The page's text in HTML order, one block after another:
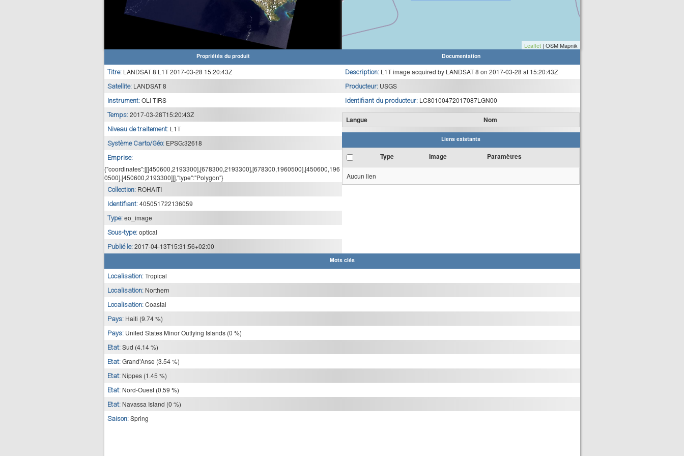
Leaflet| OSM Mapnik
Propriétés du produit
Titre: LANDSAT 8 L1T 2017-03-28 15:20:43Z
Satellite: LANDSAT 8
Instrument: OLI TIRS
Temps: 2017-03-28T15:20:43Z
Niveau de traitement: L1T
Système Carto/Géo: EPSG:32618
Emprise:
{"coordinates":[[[450600,2193300],[678300,2193300],[678300,1960500],[450600,196
0500],[450600,2193300]]],"type":"Polygon"}
Collection: ROHAITI
Identifiant: 405051722136059
Type: eo_image
Sous-type: optical
Publié le: 2017-04-13T15:31:56+02:00
Documentation
Description: L1T image acquired by LANDSAT 8 on 2017-03-28 at 15:20:43Z
Producteur: USGS
Identifiant du producteur: LC80100472017087LGN00
Langue Nom
Liens existants
Type Image Paramètres
Aucun lien
Mots clés
Localisation: Tropical
Localisation: Northern
Localisation: Coastal
Pays: Haiti (9.74 %)
Pays: United States Minor Outlying Islands (0 %)
Etat: Sud (4.14 %)
Etat: Grand'Anse (3.54 %)
Etat: Nippes (1.45 %)
Etat: Nord-Ouest (0.59 %)
Etat: Navassa Island (0 %)
Saison: Spring